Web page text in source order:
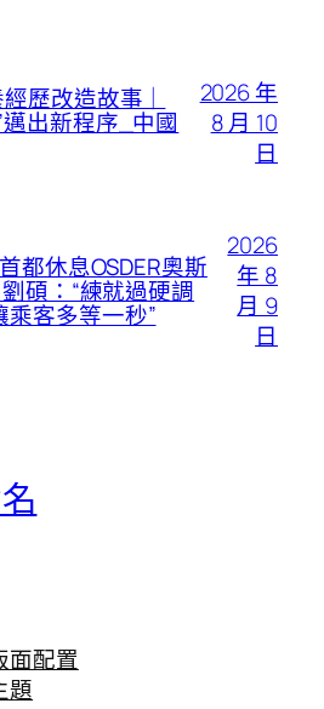
歷改造故事｜
出新程序_中國
2026 年
8 月 10
日
都休息OSDER奧斯
碩：“練就過硬調
客多等一秒”
2026
年 8
月 9
日
面配置
題